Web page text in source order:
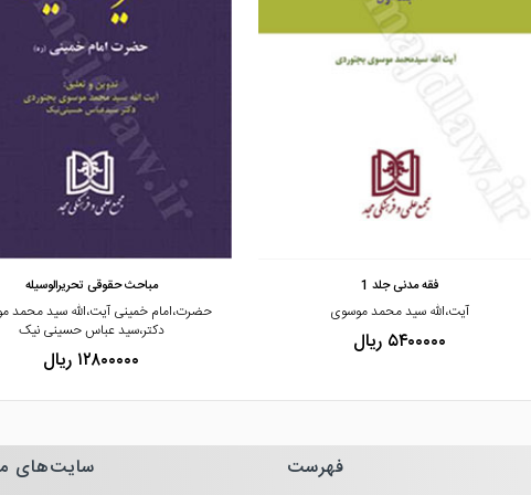
فقه مدنی جلد 1
آیت،الله سید محمد موسوی
۵۴۰۰۰۰۰ ریال
مباحث حقوقی تحریرالوسیله
حضرت،امام خمینی آیت،الله سید محمد
دکتر،سید عباس حسینی نیک
۱۲۸۰۰۰۰۰ ریال
فهرست سایت‌های